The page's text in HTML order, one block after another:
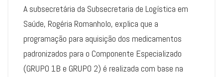
A subsecretária da Subsecretaria de Logística em
Saúde, Rogéria Romanholo, explica que a
programação para aquisição dos medicamentos
padronizados para o Componente Especializado
(GRUPO 1B e GRUPO 2) é realizada com base na